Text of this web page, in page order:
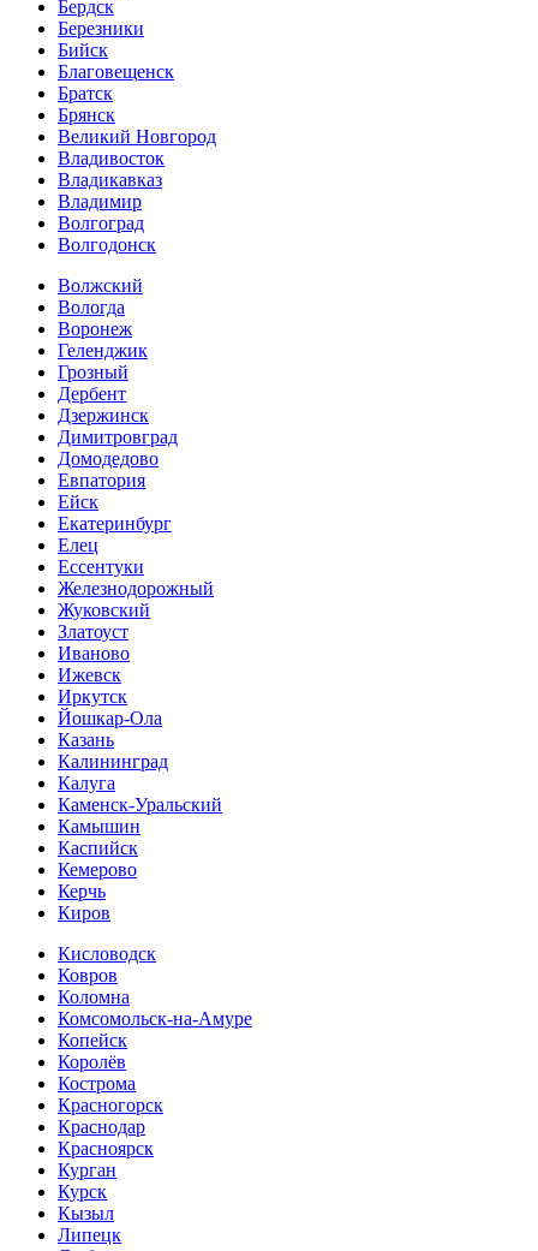
Бердск
Березники
Бийск
Благовещенск
Братск
Брянск
Великий Новгород
Владивосток
Владикавказ
Владимир
Волгоград
Волгодонск
Волжский
Вологда
Воронеж
Геленджик
Грозный
Дербент
Дзержинск
Димитровград
Домодедово
Евпатория
Ейск
Екатеринбург
Елец
Ессентуки
Железнодорожный
Жуковский
Златоуст
Иваново
Ижевск
Иркутск
Йошкар-Ола
Казань
Калининград
Калуга
Каменск-Уральский
Камышин
Каспийск
Кемерово
Керчь
Киров
Кисловодск
Ковров
Коломна
Комсомольск-на-Амуре
Копейск
Королёв
Кострома
Красногорск
Краснодар
Красноярск
Курган
Курск
Кызыл
Липецк